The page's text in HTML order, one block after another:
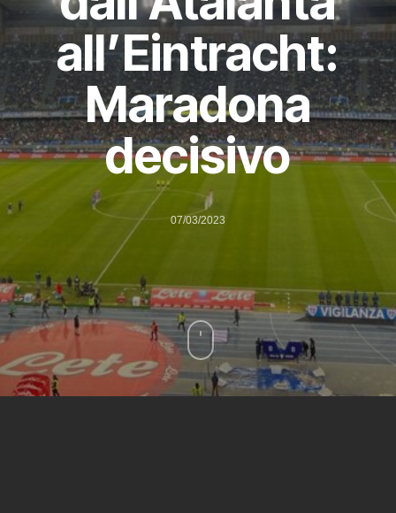
all’Eintracht:
Maradona
decisivo
07/03/2023